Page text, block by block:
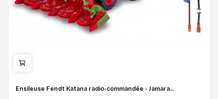
Ensileuse Fendt Katana radio-commandée - Jamara...